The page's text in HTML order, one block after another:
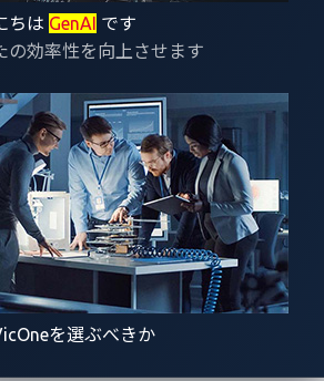
ちは GenAI です
の効率性を向上させます
を選ぶべきか
。
トコルとは？
は、広い周波数スペクトルで動作す
通常3.1〜10.6 GHzの範囲で使用さ
やWi-Fiなどの従来の無線技術が狭
のに対し、UWBは広範囲の周波数
す。この独特な特徴により、UWB
ュリティの面で際立った利点を提供